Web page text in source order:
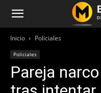
Inicio Policiales
Policiales
Pareja